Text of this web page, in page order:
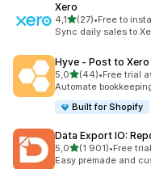
Xero
4,1z 5 hvězd
(27)
Celkový počet recenzí:
•Free to
Sync daily sales to
Hyve ‑ Post to Xero
5,0z 5 hvězd
(44)
Celkový počet
•Free trial
Automate
Built for Shopify
Data Export IO:
5,0z 5 hvězd
(1 901)
Celkový počet
•Free
Easy premade and